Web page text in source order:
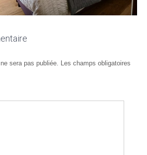
sera pas publiée.
Les champs obligatoires